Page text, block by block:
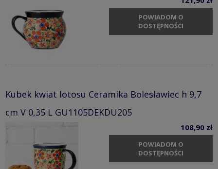
POWIADOM O
DOSTĘPNOŚCI
Kubek kwiat lotosu Ceramika Bolesławiec h 9,7
cm V 0,35 L GU1105DEKDU205
108,90 zł
POWIADOM O
DOSTĘPNOŚCI